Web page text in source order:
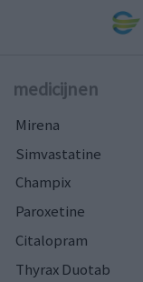
medicijnen
Mirena
Simvastatine
Champix
Paroxetine
Citalopram
Thyrax Duotab